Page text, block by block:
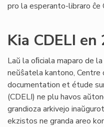
pro la esperanto-libraro ĉe
Kia CDELI en
Laŭ la oﬁciala maparo de la
neŭŝatela kantono, Centre
documentation et étude
(CDELI) ne plu havos
grandioza arkivejo
ekzistos ne granda areo